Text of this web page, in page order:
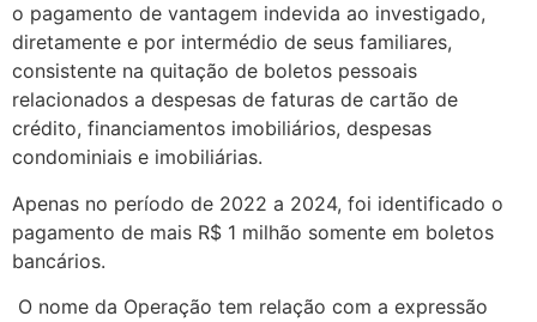
o pagamento de vantagem indevida ao investigado,
diretamente e por intermédio de seus familiares,
consistente na quitação de boletos pessoais
relacionados a despesas de faturas de cartão de
crédito, financiamentos imobiliários, despesas
condominiais e imobiliárias.
Apenas no período de 2022 a 2024, foi identificado o
pagamento de mais R$ 1 milhão somente em boletos
bancários.
O nome da Operação tem relação com a expressão